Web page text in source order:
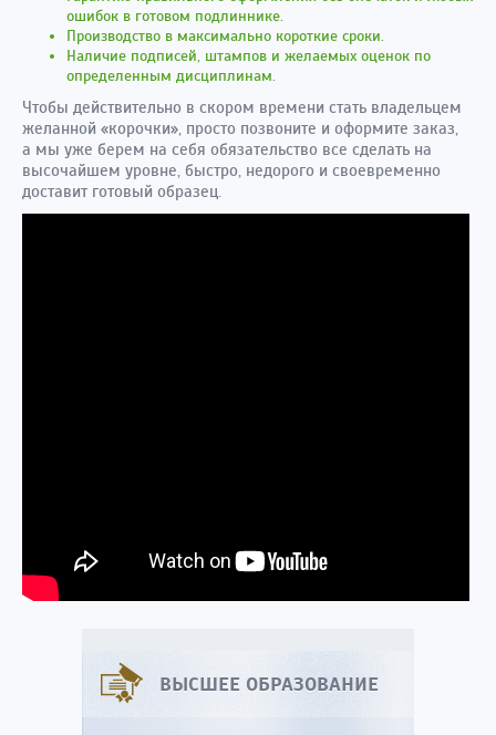
ошибок в готовом подлиннике.
Производство в максимально короткие сроки.
Наличие подписей, штампов и желаемых оценок по
определенным дисциплинам.
Чтобы действительно в скором времени стать владельцем
желанной «корочки», просто позвоните и оформите заказ,
а мы уже берем на себя обязательство все сделать на
высочайшем уровне, быстро, недорого и своевременно
доставит готовый образец.
ВЫСШЕЕ ОБРАЗОВАНИЕ